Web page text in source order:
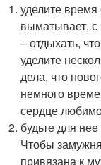
уделите
выматывает, с
– отдыхать,
уделите
дела, что
немного
сердце
будьте для
Чтобы
привязана к